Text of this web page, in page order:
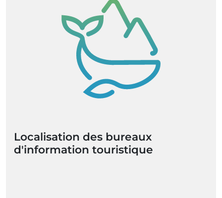
Localisation des bureaux
d'information touristique